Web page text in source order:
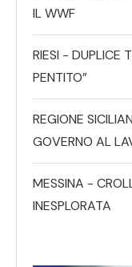
IL WWF
RIESI - DUPLICE
PENTITO”
REGIONE
GOVERNO AL
MESSINA -
INESPLORATA